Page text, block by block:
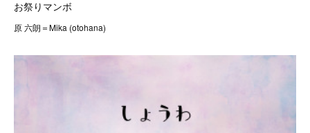
お祭りマンボ
原 六朗＝Mika (otohana)